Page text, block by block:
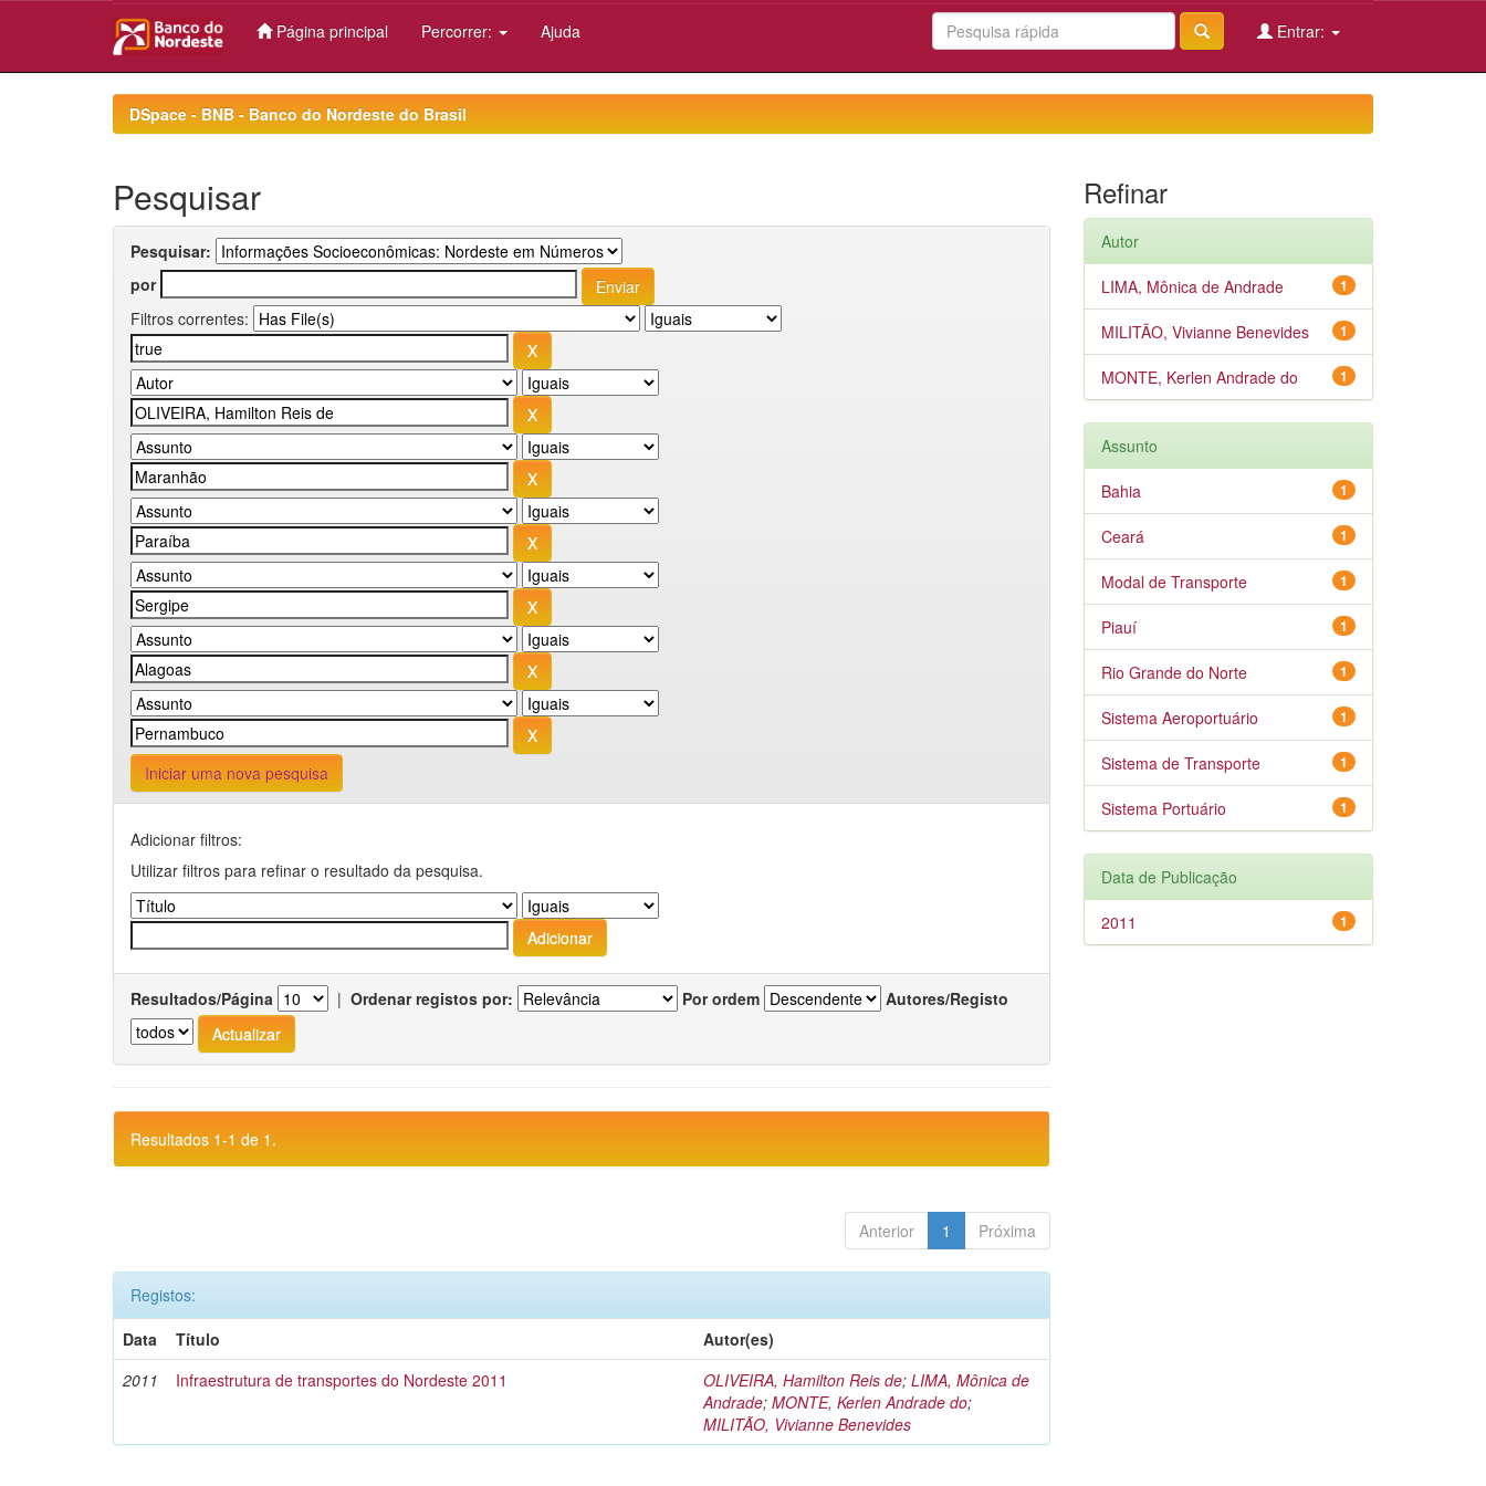
Página principal Percorrer: Ajuda Entrar:
DSpace - BNB - Banco do Nordeste do Brasil
Pesquisar
Pesquisar:
por
Filtros correntes:
Iniciar uma nova pesquisa
Adicionar filtros:
Utilizar filtros para refinar o resultado da pesquisa.
Resultados/Página | Ordenar registos por: Por ordem Autores/Registo
Resultados 1-1 de 1.
Anterior 1 Próxima
Registos:
Data
Título
Autor(es)
2011
Infraestrutura de transportes do Nordeste 2011 OLIVEIRA, Hamilton Reis de;LIMA, Mônica de
Andrade;MONTE, Kerlen Andrade do;
MILITÃO, Vivianne Benevides
Refinar
Autor
1
LIMA, Mônica de Andrade
1
MILITÃO, Vivianne Benevides
1
MONTE, Kerlen Andrade do
Assunto
1
Bahia
1
Ceará
1
Modal de Transporte
1
Piauí
1
Rio Grande do Norte
1
Sistema Aeroportuário
1
Sistema de Transporte
1
Sistema Portuário
Data de Publicação
1
2011